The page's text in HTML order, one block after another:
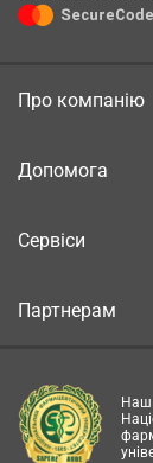
Про компанію
Допомога
Сервіси
Партнерам
Наш